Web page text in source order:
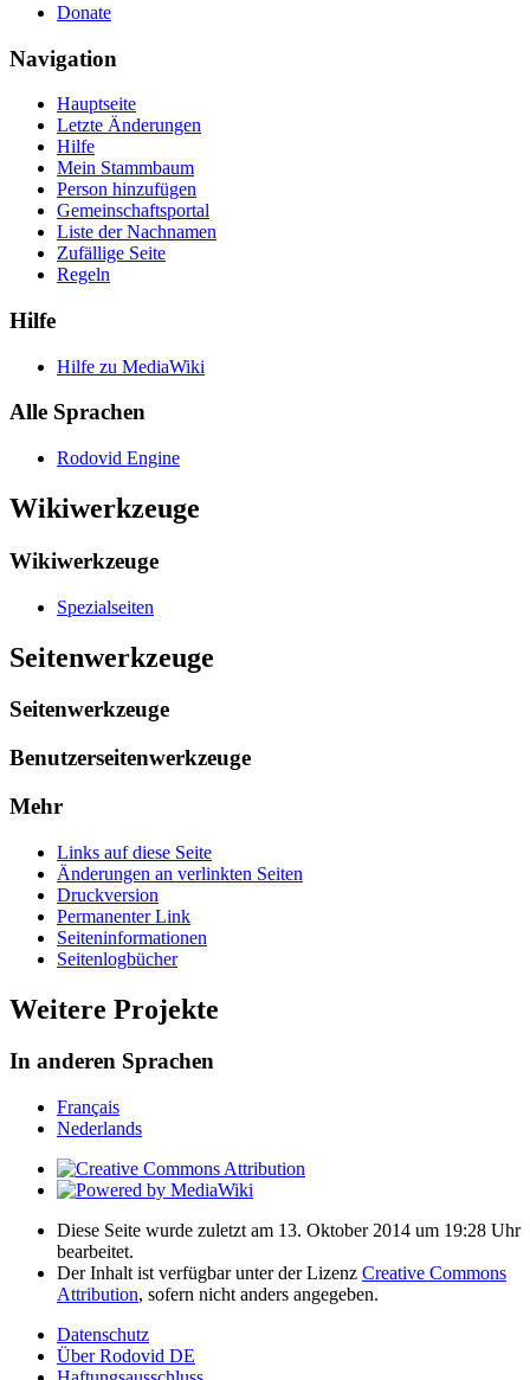
Donate
Navigation
Hauptseite
Letzte Änderungen
Hilfe
Mein Stammbaum
Person hinzufügen
Gemeinschafts­portal
Liste der Nachnamen
Zufällige Seite
Regeln
Hilfe
Hilfe zu MediaWiki
Alle Sprachen
Rodovid Engine
Wikiwerkzeuge
Wikiwerkzeuge
Spezialseiten
Seitenwerkzeuge
Seitenwerkzeuge
Benutzerseitenwerkzeuge
Mehr
Links auf diese Seite
Änderungen an verlinkten Seiten
Druckversion
Permanenter Link
Seiten­­informationen
Seitenlogbücher
Weitere Projekte
In anderen Sprachen
Français
Nederlands
Diese Seite wurde zuletzt am 13. Oktober 2014 um 19:28 Uhr
bearbeitet.
Der Inhalt ist verfügbar unter der Lizenz Creative Commons
Attribution, sofern nicht anders angegeben.
Datenschutz
Über Rodovid DE